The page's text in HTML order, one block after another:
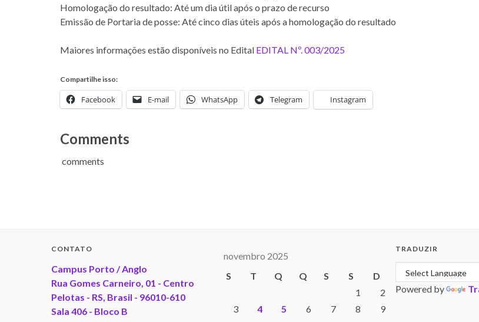
Homologação do resultado: Até um dia útil após o prazo de recurso
Emissão de Portaria de posse: Até cinco dias úteis após a homologação do resultado
Maiores informações estão disponíveis no Edital EDITAL Nº. 003/2025
Compartilhe isso:
Facebook E-mail WhatsApp Telegram Instagram
Comments
comments
CONTATO
Campus Porto / Anglo
Rua Gomes Carneiro, 01 - Centro
Pelotas - RS, Brasil - 96010-610
Sala 406 - Bloco B
novembro 2025
S
T Q Q S S
D
1
2
3
4 5 6 7 8
9
TRADUZIR
Powered by